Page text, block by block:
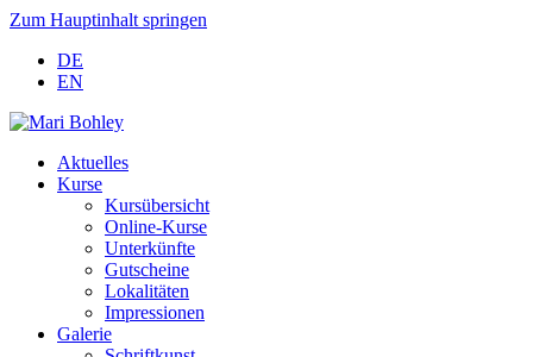
Zum Hauptinhalt springen
DE
EN
Aktuelles
Kurse
Kursübersicht
Online-Kurse
Unterkünfte
Gutscheine
Lokalitäten
Impressionen
Galerie